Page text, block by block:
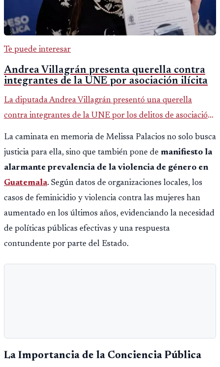
Te puede interesar
Andrea Villagrán presenta querella contra
integrantes de la UNE por asociación ilícita
La diputada Andrea Villagrán presentó una querella
contra integrantes de la UNE por los delitos de asociación
ilícita, terrorismo y sedición.
La caminata en memoria de Melissa Palacios no solo busca
justicia para ella, sino que también pone de manifiesto la
alarmante prevalencia de la violencia de género en
Guatemala. Según datos de organizaciones locales, los
casos de feminicidio y violencia contra las mujeres han
aumentado en los últimos años, evidenciando la necesidad
de políticas públicas efectivas y una respuesta
contundente por parte del Estado.
La Importancia de la Conciencia Pública